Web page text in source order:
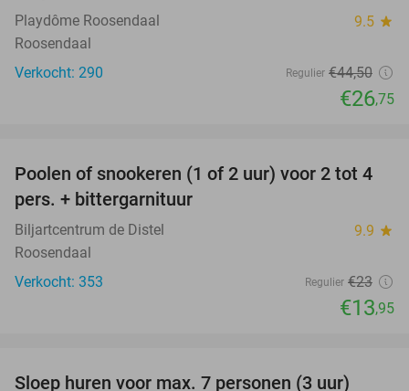
Playdôme Roosendaal 9.5 star
Roosendaal
Verkocht: 290
Regulier €44,50
€26,75
39%
Poolen of snookeren (1 of 2 uur) voor 2 tot 4
pers. + bittergarnituur
Biljartcentrum de Distel 9.9 star
Roosendaal
Verkocht: 353
Regulier €23
€13,95
Sloep huren voor max. 7 personen (3 uur)